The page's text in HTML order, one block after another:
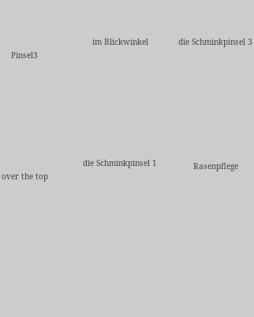
Pinsel3
im Blickwinkel
die Schminkpinsel 3
over the top
die Schminkpinsel 1 Rasenpflege